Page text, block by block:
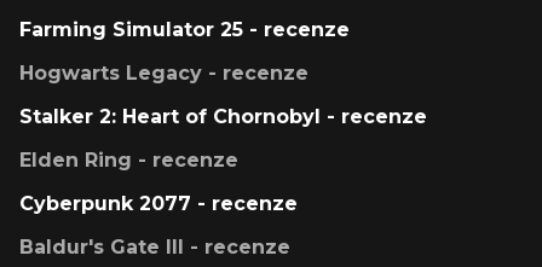
Farming Simulator 25 - recenze
Hogwarts Legacy - recenze
Stalker 2: Heart of Chornobyl - recenze
Elden Ring - recenze
Cyberpunk 2077 - recenze
Baldur's Gate III - recenze